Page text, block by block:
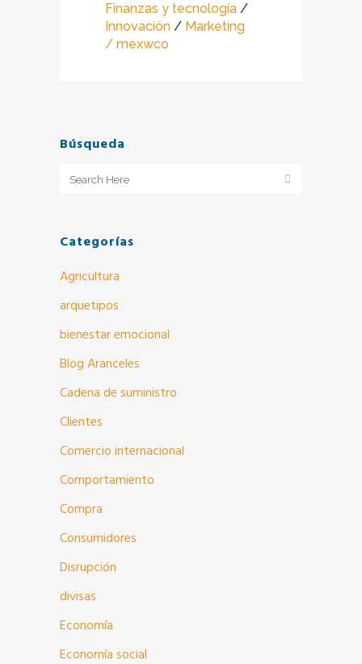
Finanzas y tecnología /
Innovación / Marketing
/ mexwco
Búsqueda
Categorías
Agricultura
arquetipos
bienestar emocional
Blog Aranceles
Cadena de suministro
Clientes
Comercio internacional
Comportamiento
Compra
Consumidores
Disrupción
divisas
Economía
Economía social